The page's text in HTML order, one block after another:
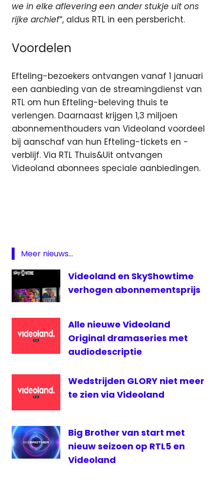
we in elke aflevering een ander stukje uit ons
rijke archief“, aldus RTL in een persbericht.
Voordelen
Efteling-bezoekers ontvangen vanaf 1 januari
een aanbieding van de streamingdienst van
RTL om hun Efteling-beleving thuis te
verlengen. Daarnaast krijgen 1,3 miljoen
abonnementhouders van Videoland voordeel
bij aanschaf van hun Efteling-tickets en -
verblijf. Via RTL Thuis&Uit ontvangen
Videoland abonnees speciale aanbiedingen.
Meer nieuws...
Videoland en SkyShowtime
verhogen abonnementsprijs
Alle nieuwe Videoland
Original dramaseries met
audiodescriptie
Wedstrijden GLORY niet meer
te zien via Videoland
Big Brother van start met
nieuw seizoen op RTL5 en
Videoland